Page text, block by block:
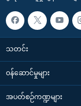
သတင်း
၀န်ဆောင်မှုများ
အပတ်စဉ်ကဏ္ဍများ